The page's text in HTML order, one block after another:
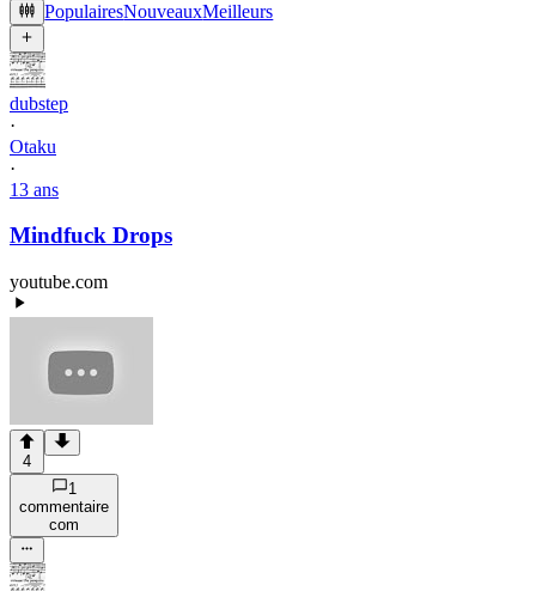
PopulairesNouveauxMeilleurs
dubstep
·
Otaku
·
13 ans
Mindfuck Drops
youtube.com
4
1
commentaire
com